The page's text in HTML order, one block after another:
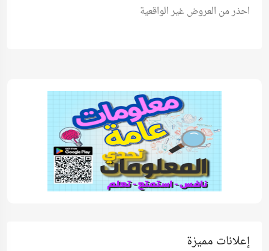
احذر من العروض غير الواقعية
إعلانات مميزة